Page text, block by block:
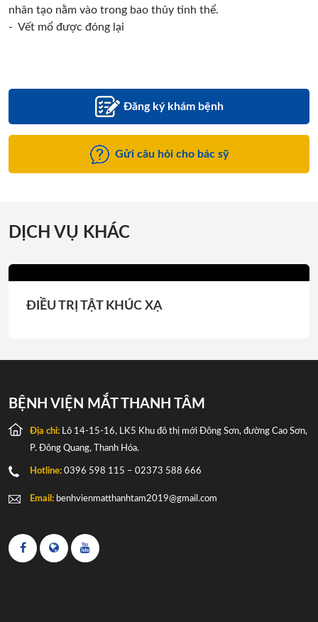
nhân tạo nằm vào trong bao thủy tinh thể.
- Vết mổ được đóng lại
Đăng ký khám bệnh
Gửi câu hỏi cho bác sỹ
DỊCH VỤ KHÁC
ĐIỀU TRỊ TẬT KHÚC XẠ
BỆNH VIỆN MẮT THANH TÂM
Địa chỉ: Lô 14-15-16, LK5 Khu đô thị mới Đông Sơn, đường Cao Sơn,
P. Đông Quang, Thanh Hóa.
Hotline: 0396 598 115 – 02373 588 666
Email: benhvienmatthanhtam2019@gmail.com